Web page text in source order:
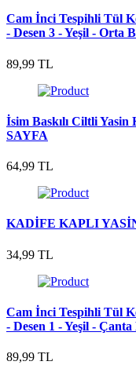
Cam İnci Tespihli Tül
- Desen 3 - Yeşil - Orta
89,99 TL
İsim Baskılı Ciltli Yasin
SAYFA
64,99 TL
KADİFE KAPLI
34,99 TL
Cam İnci Tespihli Tül
- Desen 1 - Yeşil -
89,99 TL